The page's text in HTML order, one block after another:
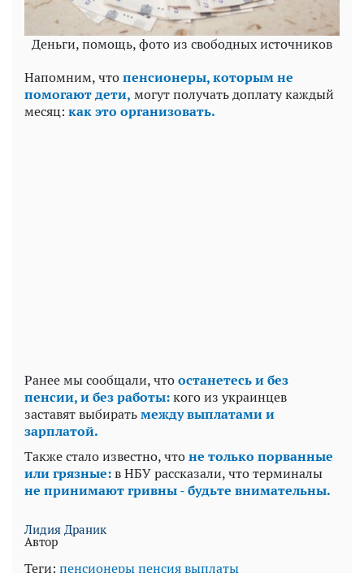
Деньги, помощь, фото из свободных источников
Напомним, чтопенсионеры, которым не
помогают дети, могут получать доплату каждый
месяц: как это организовать.
Ранее мы сообщали, чтоостанетесь и без
пенсии, и без работы:кого из украинцев
заставят выбиратьмежду выплатами и
зарплатой.
Также стало известно, чтоне только порванные
или грязные:в НБУ рассказали, что терминалы
не принимают гривны - будьте внимательны.
Лидия Драник
Автор
Теги: пенсионерыпенсиявыплаты